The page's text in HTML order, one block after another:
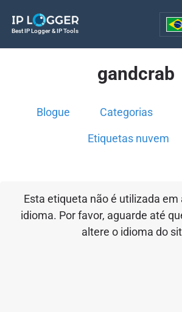
Best IP Logger & IP Tools
gandcrab
Blogue Categorias
Etiquetas nuvem